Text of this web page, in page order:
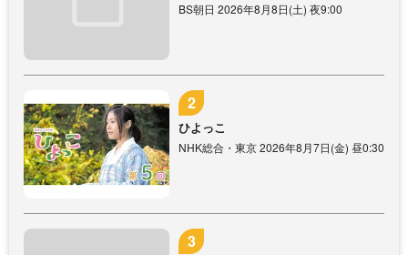
BS朝日 2026年8月8日(土) 夜9:00
ひよっこ
NHK総合・東京 2026年8月7日(金) 昼0:30